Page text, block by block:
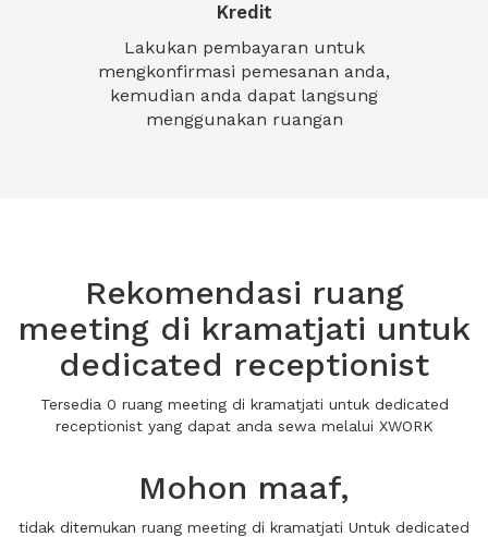
Kredit
Lakukan pembayaran untuk
mengkonfirmasi pemesanan anda,
kemudian anda dapat langsung
menggunakan ruangan
Rekomendasi ruang
meeting di kramatjati untuk
dedicated receptionist
Tersedia 0 ruang meeting di kramatjati untuk dedicated
receptionist yang dapat anda sewa melalui XWORK
Mohon maaf,
tidak ditemukan ruang meeting di kramatjati Untuk dedicated